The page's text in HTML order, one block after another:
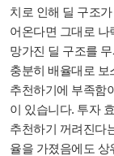
치로 인해 딜 구조
어온다면 그대로 나
망가진 딜 구조를
충분히 배율대로 보
추천하기에 부족함
이 있습니다. 투자
추천하기 꺼려진다
율을 가졌음에도 상